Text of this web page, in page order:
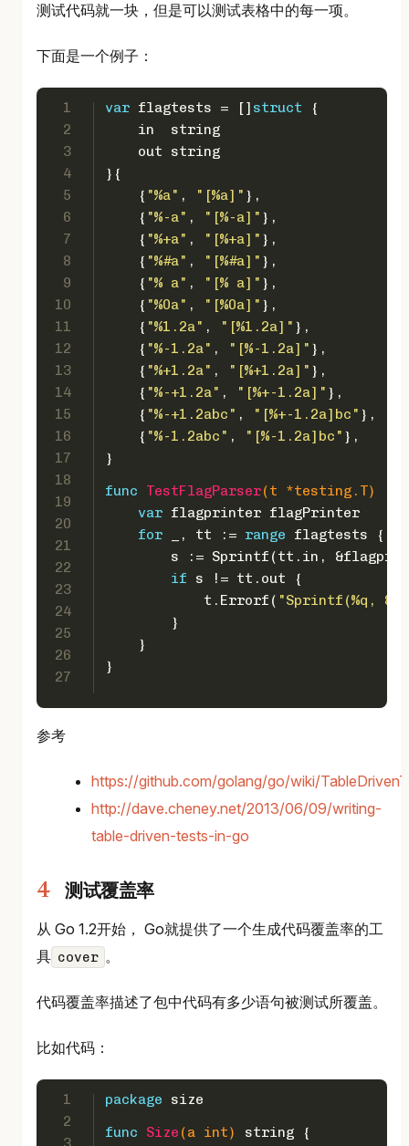
测试代码就一块，但是可以测试表格中的每一项。
下面是一个例子：
1
2
3
4
5
6
7
8
9
10
11
12
13
14
15
16
17
18
19
20
21
22
23
24
25
26
27
var flagtests = [] struct {
    in
string
    out
string
}{
    {
"%a" , "[%a]" },
    {
"%-a" , "[%-a]" },
    {
"%+a" , "[%+a]" },
    {
"%#a" , "[%#a]" },
    {
"% a" , "[% a]" },
    {
"%0a" , "[%0a]" },
    {
"%1.2a" , "[%1.2a]" },
    {
"%-1.2a" , "[%-1.2a]" },
    {
"%+1.2a" , "[%+1.2a]" },
    {
"%-+1.2a" , "[%+-1.2a]" },
    {
"%-+1.2abc" , "[%+-1.2a]bc" },
    {
"%-1.2abc" , "[%-1.2a]bc" },
}
func
TestFlagParser(t *testing.T)
var flagprinter flagPrinter
for _, tt := range flagtests {
s := Sprintf(tt.in,
if s != tt.out {
            t.Errorf(
"Sprintf(%q,
        }
    }
}
参考
https://github.com/golang/go/wiki/
http://dave.cheney.net/2013/06/09/writing-
table-driven-tests-in-go
测试覆盖率
从 Go 1.2开始， Go就提供了一个生成代码覆盖率的工
具 cover 。
代码覆盖率描述了包中代码有多少语句被测试所覆盖。
比如代码：
1
2
package size
func
Size (a int) string {